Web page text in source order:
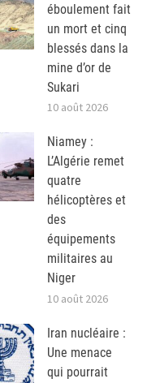
éboulement fait
un mort et cinq
blessés dans la
mine d’or de
Sukari
10 août 2026
Niamey :
L’Algérie remet
quatre
hélicoptères et
des
équipements
militaires au
Niger
10 août 2026
Iran nucléaire :
Une menace
qui pourrait